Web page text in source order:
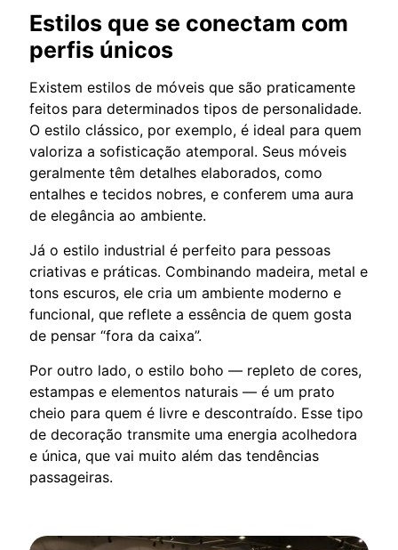
Estilos que se conectam com
perfis únicos
Existem estilos de móveis que são praticamente
feitos para determinados tipos de personalidade.
O estilo clássico, por exemplo, é ideal para quem
valoriza a sofisticação atemporal. Seus móveis
geralmente têm detalhes elaborados, como
entalhes e tecidos nobres, e conferem uma aura
de elegância ao ambiente.
Já o estilo industrial é perfeito para pessoas
criativas e práticas. Combinando madeira, metal e
tons escuros, ele cria um ambiente moderno e
funcional, que reflete a essência de quem gosta
de pensar “fora da caixa”.
Por outro lado, o estilo boho — repleto de cores,
estampas e elementos naturais — é um prato
cheio para quem é livre e descontraído. Esse tipo
de decoração transmite uma energia acolhedora
e única, que vai muito além das tendências
passageiras.